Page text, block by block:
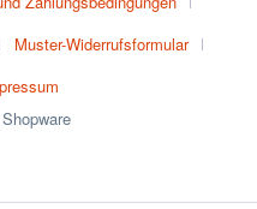
Muster-Widerrufsformular